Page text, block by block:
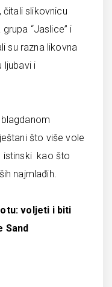
slikovnicu
“Jaslice” i
su razna likovna
ljubavi i
što više vole
istinski kao što
najmlađih.
voljeti i biti
Sand